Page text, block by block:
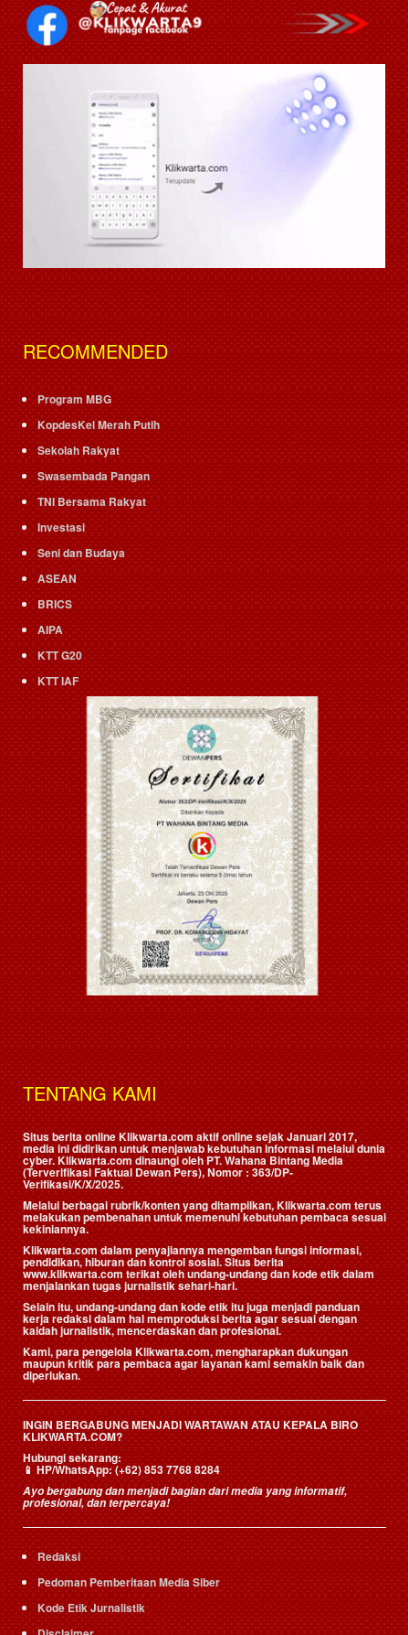
RECOMMENDED
Program MBG
KopdesKel Merah Putih
Sekolah Rakyat
Swasembada Pangan
TNI Bersama Rakyat
Investasi
Seni dan Budaya
ASEAN
BRICS
AIPA
KTT G20
KTT IAF
TENTANG KAMI
Situs berita online Klikwarta.com aktif online sejak Januari 2017,
media ini didirikan untuk menjawab kebutuhan informasi melalui dunia
cyber. Klikwarta.com dinaungi oleh PT. Wahana Bintang Media
(Terverifikasi Faktual Dewan Pers), Nomor : 363/DP-
Verifikasi/K/X/2025.
Melalui berbagai rubrik/konten yang ditampilkan, Klikwarta.com terus
melakukan pembenahan untuk memenuhi kebutuhan pembaca sesuai
kekiniannya.
Klikwarta.com dalam penyajiannya mengemban fungsi informasi,
pendidikan, hiburan dan kontrol sosial. Situs berita
www.klikwarta.com terikat oleh undang-undang dan kode etik dalam
menjalankan tugas jurnalistik sehari-hari.
Selain itu, undang-undang dan kode etik itu juga menjadi panduan
kerja redaksi dalam hal memproduksi berita agar sesuai dengan
kaidah jurnalistik, mencerdaskan dan profesional.
Kami, para pengelola Klikwarta.com, mengharapkan dukungan
maupun kritik para pembaca agar layanan kami semakin baik dan
diperlukan.
INGIN BERGABUNG MENJADI WARTAWAN ATAU KEPALA BIRO
KLIKWARTA.COM?
Hubungi sekarang:
📱HP/WhatsApp:(+62) 853 7768 8284
Ayo bergabung dan menjadi bagian dari media yang informatif,
profesional, dan terpercaya!
Redaksi
Pedoman Pemberitaan Media Siber
Kode Etik Jurnalistik